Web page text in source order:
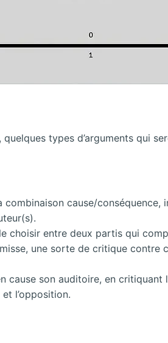
types d’arguments qui
cause/conséquence,
entre deux partis qui
une sorte de critique contre
cause son auditoire, en critiquant
l’opposition.